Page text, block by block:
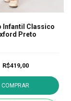
Infantil Classico
Preto
R$419,00
COMPRAR